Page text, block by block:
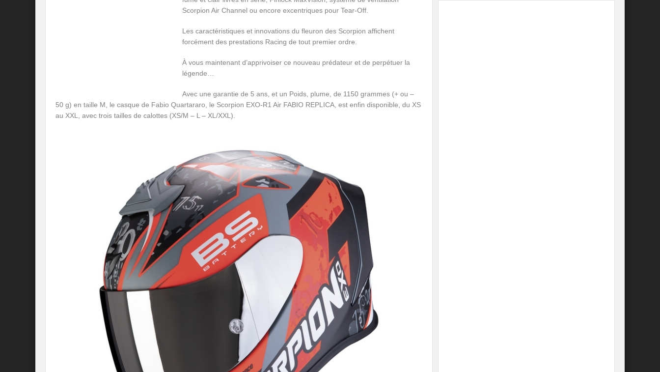
Scorpion Air Channel ou encore excentriques pour Tear-Off.
Les caractéristiques et innovations du fleuron des Scorpion affichent
forcément des prestations Racing de tout premier ordre.
À vous maintenant d’apprivoiser ce nouveau prédateur et de perpétuer la
légende…
Avec une garantie de 5 ans, et un Poids, plume, de 1150 grammes (+ ou –
50 g) en taille M, le casque de Fabio Quartararo, le Scorpion EXO-R1 Air FABIO REPLICA, est enfin disponible, du XS
au XXL, avec trois tailles de calottes (XS/M – L – XL/XXL).